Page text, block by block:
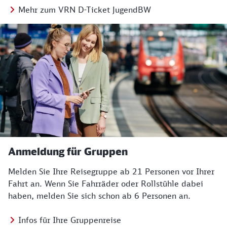
Mehr zum VRN D-Ticket JugendBW
Anmeldung für Gruppen
Melden Sie Ihre Reisegruppe ab 21 Personen vor Ihrer
Fahrt an. Wenn Sie Fahrräder oder Rollstühle dabei
haben, melden Sie sich schon ab 6 Personen an.
Infos für Ihre Gruppenreise